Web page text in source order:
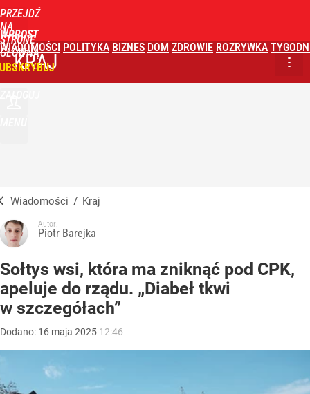
PRZEJDŹ
NA
STRONĘ
GŁÓWNĄ
WPROST
WIADOMOŚCI POLITYKA BIZNES DOM ZDROWIE ROZRYWKA
KRAJ
Wiadomości / Kraj
Autor:
Piotr Barejka
Sołtys wsi, która ma zniknąć pod CPK,
apeluje do rządu. „Diabeł tkwi
w szczegółach”
Dodano: 16 maja 2025 12:46